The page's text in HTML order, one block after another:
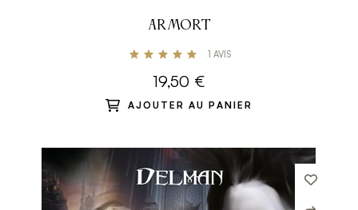
ARMORT
1 AVIS
19,50 €
AJOUTER AU PANIER